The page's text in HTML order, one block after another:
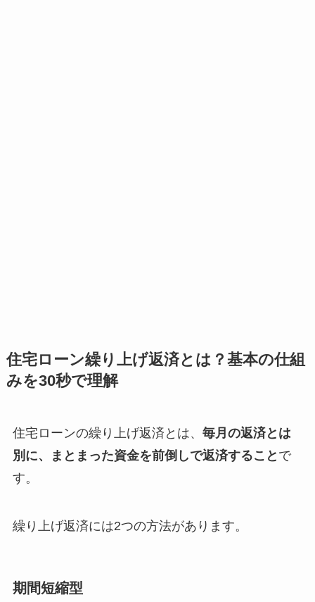
住宅ローン繰り上げ返済とは？基本の仕組
みを30秒で理解
住宅ローンの繰り上げ返済とは、 毎月の返済とは
別に、まとまった資金を前倒しで返済すること で
す。
繰り上げ返済には2つの方法があります。
期間短縮型